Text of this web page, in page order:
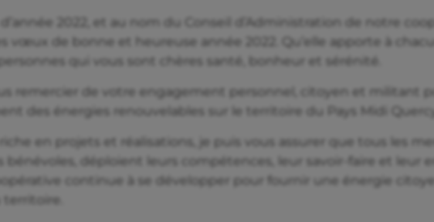
d’année 2022, et au nom du Conseil d’Administration de notre
vœux de bonne et heureuse année 2022. Qu’elle apporte à
qui vous sont chères santé, bonheur et sérénité.
remercier de votre engagement personnel, citoyen et militant
des énergies renouvelables sur le territoire du Pays Midi
riche en projets et réalisations, je puis vous assurer que tous les
bénévoles, déploient leurs compétences, leur savoir-faire et leur
continue à se développer pour fournir une énergie
territoire.